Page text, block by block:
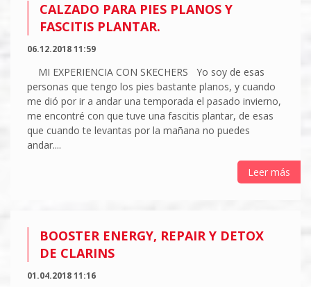
CALZADO PARA PIES PLANOS Y
FASCITIS PLANTAR.
06.12.2018 11:59
MI EXPERIENCIA CON SKECHERS Yo soy de esas
personas que tengo los pies bastante planos, y cuando
me dió por ir a andar una temporada el pasado invierno,
me encontré con que tuve una fascitis plantar, de esas
que cuando te levantas por la mañana no puedes
andar....
Leer más
BOOSTER ENERGY, REPAIR Y DETOX
DE CLARINS
01.04.2018 11:16